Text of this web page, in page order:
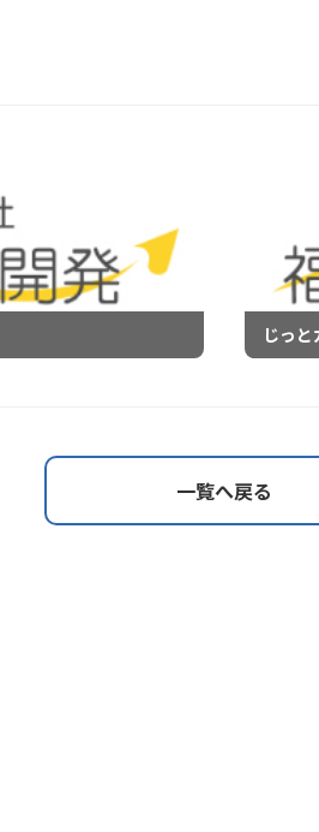
じっ
一覧へ戻る